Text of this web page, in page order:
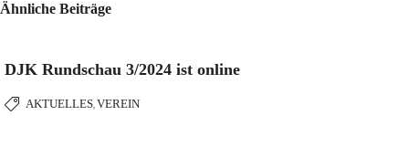
Ähnliche Beiträge
DJK Rundschau 3/2024 ist online
AKTUELLES, VEREIN